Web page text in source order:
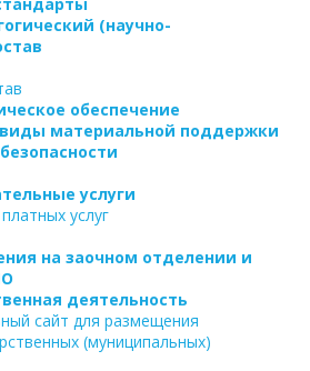
(научно-
обеспечение
материальной поддержки
услуги
услуг
на заочном отделении и
деятельность
сайт для размещения
(муниципальных)